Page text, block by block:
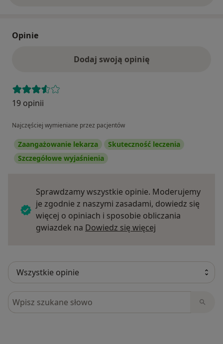
Opinie
Dodaj swoją opinię
19 opinii
Najczęściej wymieniane przez pacjentów
Zaangażowanie lekarza
Skuteczność leczenia
Szczegółowe wyjaśnienia
Sprawdzamy wszystkie opinie. Moderujemy
je zgodnie z naszymi zasadami, dowiedz się
więcej o opiniach i sposobie obliczania
gwiazdek na Dowiedz się więcej
Szukaj w opiniach